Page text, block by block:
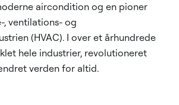
aircondition og en pioner
, ventilations- og
(HVAC). I over et århundrede
hele industrier, revolutioneret
verden for altid.